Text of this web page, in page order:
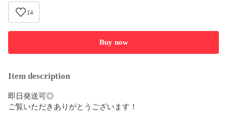
14
Buy now
Item description
即日発送可◎
ご覧いただきありがとうございます！